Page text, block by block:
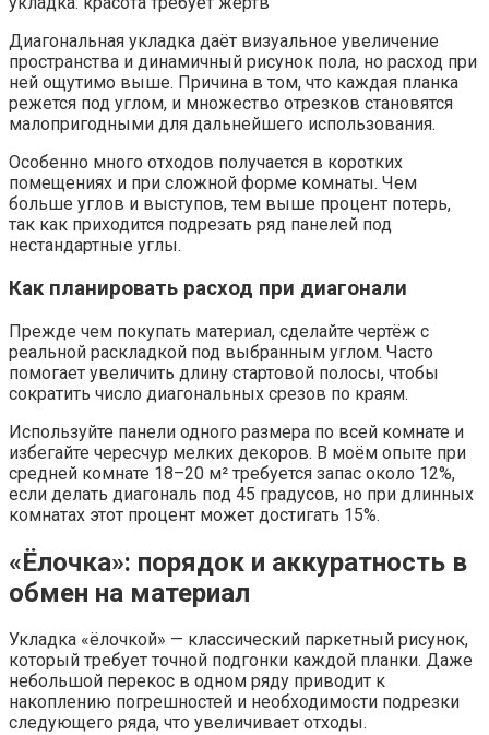
Диагональная укладка даёт визуальное увеличение
пространства и динамичный рисунок пола, но расход при
ней ощутимо выше. Причина в том, что каждая планка
режется под углом, и множество отрезков становятся
малопригодными для дальнейшего использования.
Особенно много отходов получается в коротких
помещениях и при сложной форме комнаты. Чем
больше углов и выступов, тем выше процент потерь,
так как приходится подрезать ряд панелей под
нестандартные углы.
Как планировать расход при диагонали
Прежде чем покупать материал, сделайте чертёж с
реальной раскладкой под выбранным углом. Часто
помогает увеличить длину стартовой полосы, чтобы
сократить число диагональных срезов по краям.
Используйте панели одного размера по всей комнате и
избегайте чересчур мелких декоров. В моём опыте при
средней комнате 18–20 м² требуется запас около 12%,
если делать диагональ под 45 градусов, но при длинных
комнатах этот процент может достигать 15%.
«Ёлочка»: порядок и аккуратность в
обмен на материал
Укладка «ёлочкой» — классический паркетный рисунок,
который требует точной подгонки каждой планки. Даже
небольшой перекос в одном ряду приводит к
накоплению погрешностей и необходимости подрезки
следующего ряда, что увеличивает отходы.